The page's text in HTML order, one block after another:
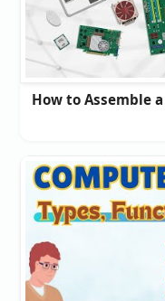
How to Assemble